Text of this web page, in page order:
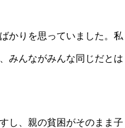
かりを思っていました。私
みんながみんな同じだとは
し、親の貧困がそのまま子